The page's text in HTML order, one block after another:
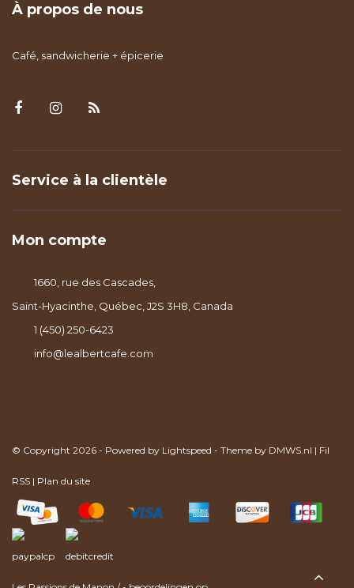
À propos de nous
Café, sandwicherie + épicerie
Service à la clientèle
Mon compte
1660, rue des Cascades,
Saint-Hyacinthe, Québec, J2S 3H8, Canada
1 (450) 250-6423
info@lealbertcafe.com
© Copyright 2026 - Powered by Lightspeed - Theme by DMWS.nl | Fil
RSS | Plan du site